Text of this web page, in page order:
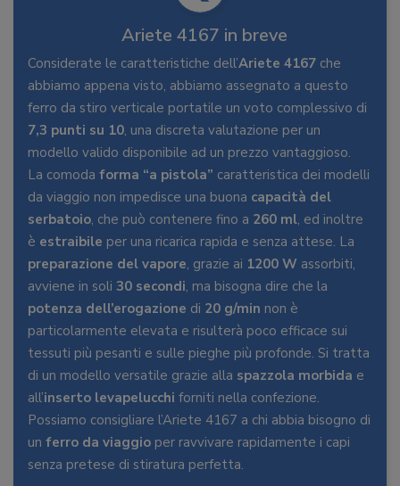
Ariete 4167 in breve
Considerate le caratteristiche dell’Ariete 4167 che
abbiamo appena visto, abbiamo assegnato a questo
ferro da stiro verticale portatile un voto complessivo di
7,3 punti su 10, una discreta valutazione per un
modello valido disponibile ad un prezzo vantaggioso.
La comoda forma “a pistola” caratteristica dei modelli
da viaggio non impedisce una buona capacità del
serbatoio, che può contenere fino a 260 ml, ed inoltre
è estraibile per una ricarica rapida e senza attese. La
preparazione del vapore, grazie ai 1200 W assorbiti,
avviene in soli 30 secondi, ma bisogna dire che la
potenza dell’erogazione di 20 g/min non è
particolarmente elevata e risulterà poco efficace sui
tessuti più pesanti e sulle pieghe più profonde. Si tratta
di un modello versatile grazie alla spazzola morbida e
all’inserto levapelucchi forniti nella confezione.
Possiamo consigliare l’Ariete 4167 a chi abbia bisogno di
un ferro da viaggio per ravvivare rapidamente i capi
senza pretese di stiratura perfetta.